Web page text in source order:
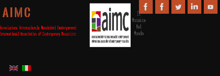
A I M C